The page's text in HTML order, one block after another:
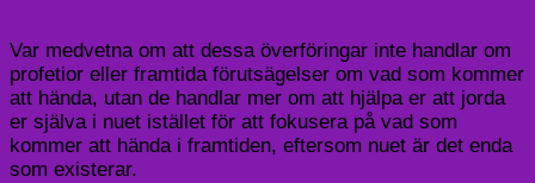
Var medvetna om att dessa överföringar inte handlar om
profetior eller framtida förutsägelser om vad som kommer
att hända, utan de handlar mer om att hjälpa er att jorda
er själva i nuet istället för att fokusera på vad som
kommer att hända i framtiden, eftersom nuet är det enda
som existerar.